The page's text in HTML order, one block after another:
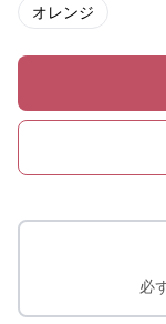
オレンジ
必